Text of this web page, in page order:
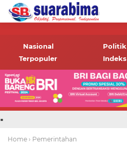
-->
informasi terbaru tentang
Bima dan daerah sekitar
Nasional Politik
Terpopuler
Indeks
.
Home › Pemerintahan